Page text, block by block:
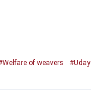
of weavers